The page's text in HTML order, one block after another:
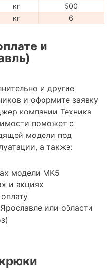
кг
500
кг 6
и
и другие
и оформите заявку
компании Техника
поможет с
модели под
а также:
модели MK5
и акциях
или области